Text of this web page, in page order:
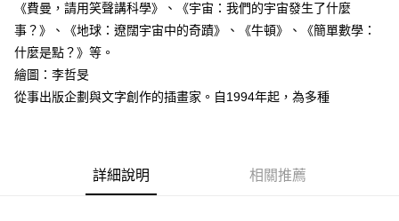
《費曼，請用笑聲講科學》、《宇宙：我們的宇宙發生了什麼
事？》、《地球：遼闊宇宙中的奇蹟》、《牛頓》、《簡單數學：
什麼是點？》等。
繪圖：李哲旻
從事出版企劃與文字創作的插畫家。自1994年起，為多種
詳細說明 相關推薦